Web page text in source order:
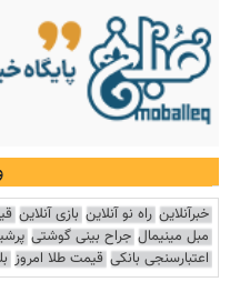
خبرآنلاین راه نو آنلاین بازی آنلاین
مبل مینیمال جراح بینی گوشتی
اعتبارسنجی بانکی قیمت طلا امروز